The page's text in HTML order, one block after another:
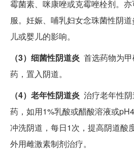
霉菌素、咪康唑或克霉唑栓剂。
服。妊娠、哺乳妇女念珠菌性阴
儿或婴儿的影响。
（3）细菌性阴道炎 首选药物为
药，置入阴道。
（4）老年性阴道炎 治疗老年性
药，如用1%乳酸或醋酸溶液或
冲洗阴道，每日1次，提高阴道酸
外用雌激素制剂治疗。